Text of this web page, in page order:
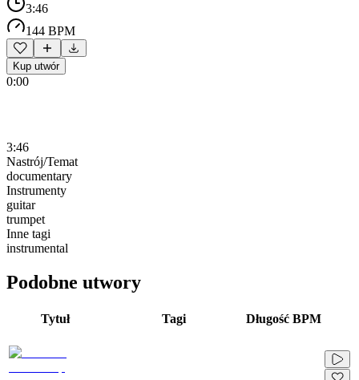
3:46
144 BPM
Kup utwór
0:00
3:46
Nastrój/Temat
documentary
Instrumenty
guitar
trumpet
Inne tagi
instrumental
Podobne utwory
Tytuł Tagi Długość BPM